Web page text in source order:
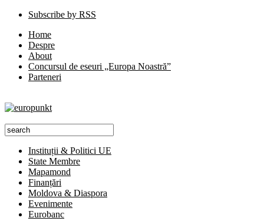
Subscribe by RSS
Home
Despre
About
Concursul de eseuri „Europa Noastră”
Parteneri
Instituții & Politici UE
State Membre
Mapamond
Finanțări
Moldova & Diaspora
Evenimente
Eurobanc